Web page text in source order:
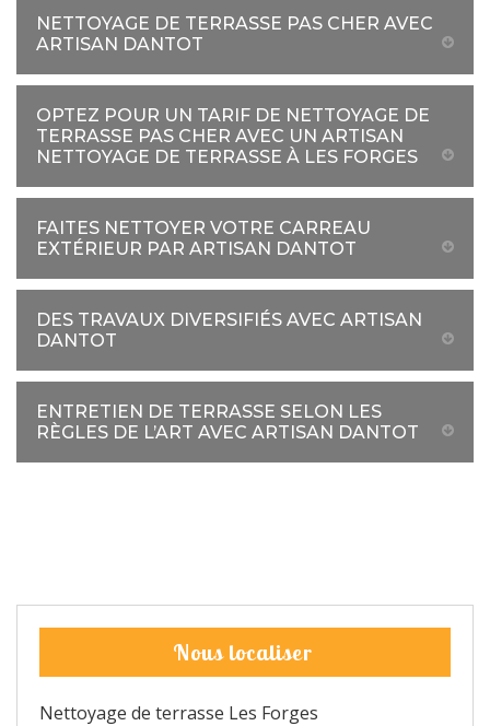
NETTOYAGE DE TERRASSE PAS CHER AVEC
ARTISAN DANTOT
OPTEZ POUR UN TARIF DE NETTOYAGE DE
TERRASSE PAS CHER AVEC UN ARTISAN
NETTOYAGE DE TERRASSE À LES FORGES
FAITES NETTOYER VOTRE CARREAU
EXTÉRIEUR PAR ARTISAN DANTOT
DES TRAVAUX DIVERSIFIÉS AVEC ARTISAN
DANTOT
ENTRETIEN DE TERRASSE SELON LES
RÈGLES DE L’ART AVEC ARTISAN DANTOT
Nous localiser
Nettoyage de terrasse Les Forges